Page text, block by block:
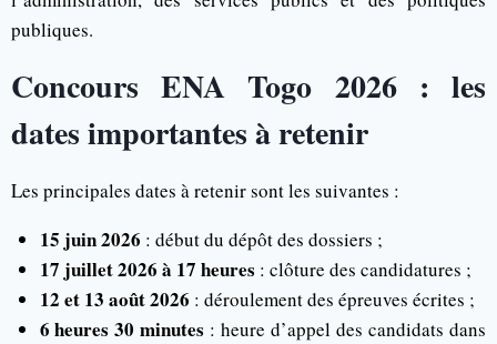
publiques.
Concours ENA Togo 2026 : les
dates importantes à retenir
Les principales dates à retenir sont les suivantes :
15 juin 2026 : début du dépôt des dossiers ;
17 juillet 2026 à 17 heures : clôture des candidatures ;
12 et 13 août 2026 : déroulement des épreuves écrites ;
6 heures 30 minutes : heure d’appel des candidats dans